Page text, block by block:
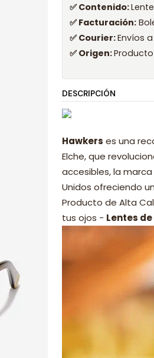
✅ Contenido:
✅ Facturación:
✅ Courier:Envíos
✅ Origen:Producto
DESCRIPCIÓN
Hawkers es una
Elche, que
accesibles, la
Unidos ofreciendo
Producto de Alta
tus ojos - Lentes de